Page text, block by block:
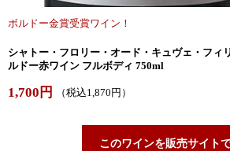
ボルドー金賞受賞ワイン！
シャトー・フロリー・オード・キュヴェ・フィ
ルドー赤ワイン フルボディ 750ml
1,700円 （税込1,870円）
このワインを販売サイト